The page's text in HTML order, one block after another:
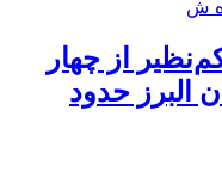
از چهار
البرز حدود